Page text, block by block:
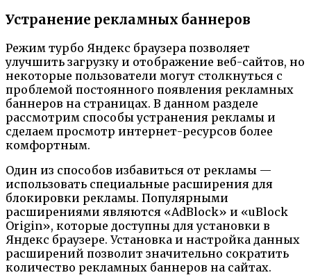
Устранение рекламных баннеров
Режим турбо Яндекс браузера позволяет
улучшить загрузку и отображение веб-сайтов, но
некоторые пользователи могут столкнуться с
проблемой постоянного появления рекламных
баннеров на страницах. В данном разделе
рассмотрим способы устранения рекламы и
сделаем просмотр интернет-ресурсов более
комфортным.
Один из способов избавиться от рекламы —
использовать специальные расширения для
блокировки рекламы. Популярными
расширениями являются «AdBlock» и «uBlock
Origin», которые доступны для установки в
Яндекс браузере. Установка и настройка данных
расширений позволит значительно сократить
количество рекламных баннеров на сайтах.